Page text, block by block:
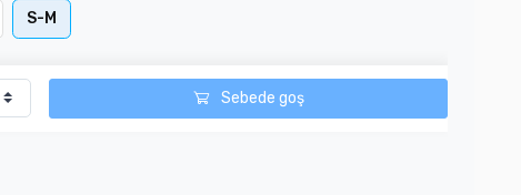
S-M
Sebede goş